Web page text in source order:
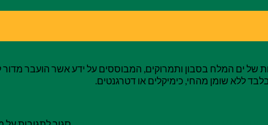
של ים המלח בסבון ותמרוקים, המבוססים על ידע אשר הועבר מדור
ללא שומן מהחי, כימיקלים או דטרגנטים.